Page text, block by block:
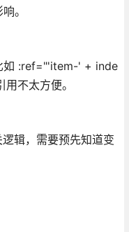
。
如 :ref="'item-' + inde
不太方便。
辑，需要预先知道变